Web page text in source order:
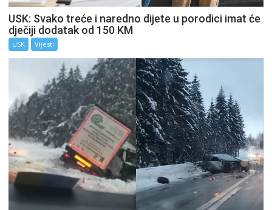
USK: Svako treće i naredno dijete u porodici imat će
dječiji dodatak od 150 KM
USK Vijesti